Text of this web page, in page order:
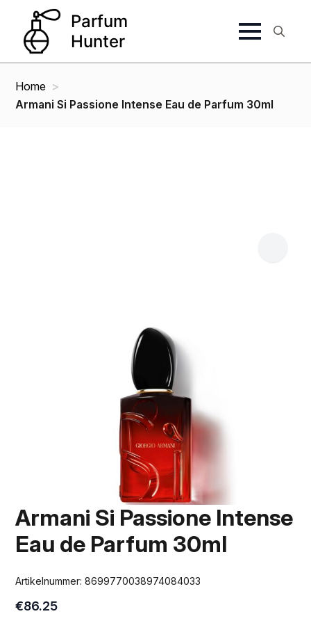
Home
Armani Si Passione Intense Eau de Parfum 30ml
Armani Si Passione Intense
Eau de Parfum 30ml
Artikelnummer:8699770038974084033
€86.25